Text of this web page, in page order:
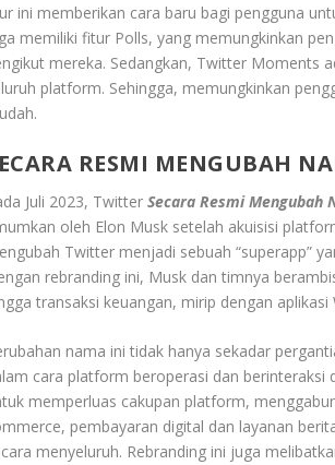
ini memberikan cara baru bagi pengguna
memiliki fitur Polls, yang memungkinkan
mereka. Sedangkan, Twitter Moments
platform. Sehingga, memungkinkan
RESMI MENGUBAH
Juli 2023, TwitterSecara Resmi Mengubah
oleh Elon Musk setelah akuisisi
Twitter menjadi sebuah “superapp”
rebranding ini, Musk dan timnya
transaksi keuangan, mirip dengan
nama ini tidak hanya sekadar
cara platform beroperasi dan berinteraksi
memperluas cakupan platform,
pembayaran digital dan layanan
menyeluruh. Rebranding ini juga